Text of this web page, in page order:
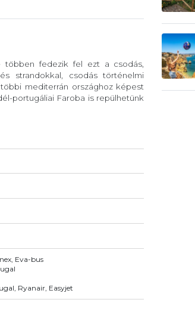
többen fedezik fel ezt a csodás,
strandokkal, csodás történelmi
mediterrán országhoz képest
portugáliai Faroba is repülhetünk
Eva-bus
Ryanair, Easyjet